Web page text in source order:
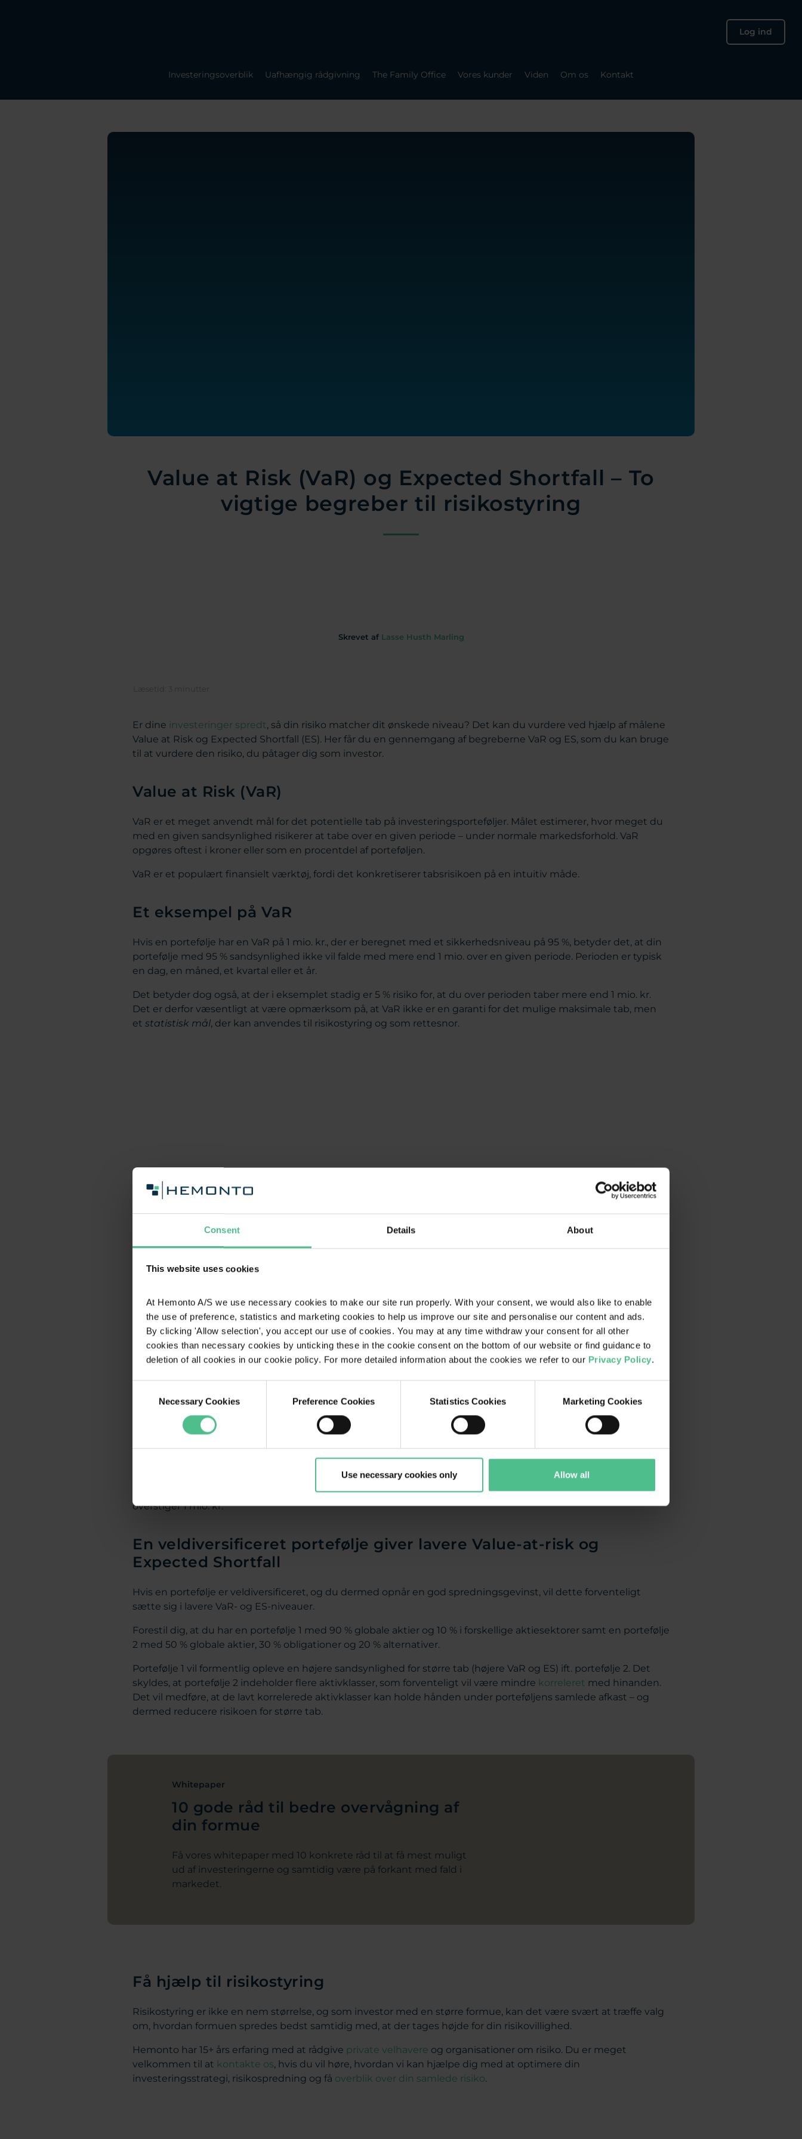
Consent Details About
This website uses cookies
At Hemonto A/S we use necessary cookies to make our site run properly. With your consent, we would also like to enable
the use of preference, statistics and marketing cookies to help us improve our site and personalise our content and ads.
By clicking 'Allow selection', you accept our use of cookies. You may at any time withdraw your consent for all other
cookies than necessary cookies by unticking these in the cookie consent on the bottom of our website or find guidance to
deletion of all cookies in our cookie policy. For more detailed information about the cookies we refer to our Privacy Policy.
SelectionNecessary Cookies Preference Cookies Statistics Cookies Marketing Cookies
Use necessary cookies only Allow all
Investeringsoverblik Uafhængig rådgivning The Family Office Vores kunder Viden Om os Kontakt
Log ind
Value at Risk (VaR) og Expected Shortfall – To
vigtige begreber til risikostyring
Skrevet af Lasse Husth Marling
Er dine investeringer spredt, så din risiko matcher dit ønskede niveau? Det kan du vurdere ved hjælp af målene
Value at Risk og Expected Shortfall (ES). Her får du en gennemgang af begreberne VaR og ES, som du kan bruge
til at vurdere den risiko, du påtager dig som investor.
Value at Risk (VaR)
VaR er et meget anvendt mål for det potentielle tab på investeringsporteføljer. Målet estimerer, hvor meget du
med en given sandsynlighed risikerer at tabe over en given periode – under normale markedsforhold. VaR
opgøres oftest i kroner eller som en procentdel af porteføljen.
VaR er et populært finansielt værktøj, fordi det konkretiserer tabsrisikoen på en intuitiv måde.
Et eksempel på VaR
Hvis en portefølje har en VaR på 1 mio. kr., der er beregnet med et sikkerhedsniveau på 95 %, betyder det, at din
portefølje med 95 % sandsynlighed ikke vil falde med mere end 1 mio. over en given periode. Perioden er typisk
en dag, en måned, et kvartal eller et år.
Det betyder dog også, at der i eksemplet stadig er 5 % risiko for, at du over perioden taber mere end 1 mio. kr.
Det er derfor væsentligt at være opmærksom på, at VaR ikke er en garanti for det mulige maksimale tab, men
et statistisk mål, der kan anvendes til risikostyring og som rettesnor.
VaR er et meget anvendt mål for det potentielle tab på investeringsporteføljer. Målet estimerer, hvor meget
du med en given sandsynlighed risikerer at tabe over en given periode – under normale markedsforhold.
Expected shortfall (ES)
I det tidligere eksempel vil ES estimere det tab, du i gennemsnit kan forvente i de 5 % af tilfældene, hvor tabet
overstiger 1 mio. kr.
En veldiversificeret portefølje giver lavere Value-at-risk og
Expected Shortfall
Hvis en portefølje er veldiversificeret, og du dermed opnår en god spredningsgevinst, vil dette forventeligt
sætte sig i lavere VaR- og ES-niveauer.
Forestil dig, at du har en portefølje 1 med 90 % globale aktier og 10 % i forskellige aktiesektorer samt en portefølje
2 med 50 % globale aktier, 30 % obligationer og 20 % alternativer.
Portefølje 1 vil formentlig opleve en højere sandsynlighed for større tab (højere VaR og ES) ift. portefølje 2. Det
skyldes, at portefølje 2 indeholder flere aktivklasser, som forventeligt vil være mindre korreleret med hinanden.
Det vil medføre, at de lavt korrelerede aktivklasser kan holde hånden under porteføljens samlede afkast ­– og
dermed reducere risikoen for større tab.
Whitepaper
10 gode råd til bedre overvågning af
din formue
Få vores whitepaper med 10 konkrete råd til at få mest muligt
ud af investeringerne og samtidig være på forkant med fald i
markedet.
Få hjælp til risikostyring
Risikostyring er ikke en nem størrelse, og som investor med en større formue, kan det være svært at træffe valg
om, hvordan formuen spredes bedst samtidig med, at der tages højde for din risikovillighed.
Hemonto har 15+ års erfaring med at rådgive private velhavere og organisationer om risiko. Du er meget
velkommen til at kontakte os, hvis du vil høre, hvordan vi kan hjælpe dig med at optimere din
investeringsstrategi, risikospredning og få overblik over din samlede risiko.